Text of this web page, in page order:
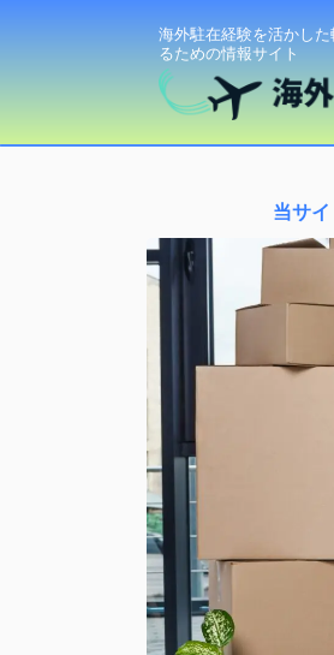
海外駐在経験を活かし
るための情報サイト
当サ